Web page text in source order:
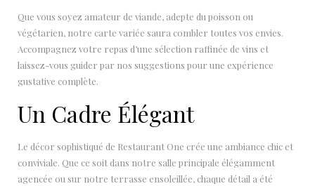
Que vous soyez amateur de viande, adepte du poisson ou
végétarien, notre carte variée saura combler toutes vos envies.
Accompagnez votre repas d’une sélection raffinée de vins et
laissez-vous guider par nos suggestions pour une expérience
gustative complète.
Un Cadre Élégant
Le décor sophistiqué de Restaurant One crée une ambiance chic et
conviviale. Que ce soit dans notre salle principale élégamment
agencée ou sur notre terrasse ensoleillée, chaque détail a été